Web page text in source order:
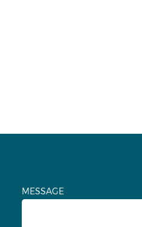
MESSAGE